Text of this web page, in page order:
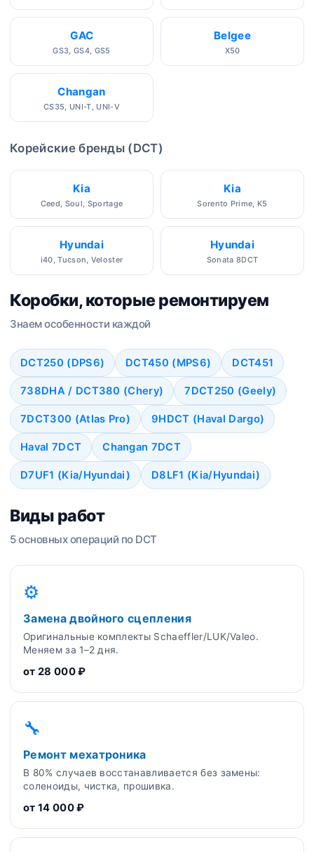
GAC
GS3, GS4, GS5
Belgee
X50
Changan
CS35, UNI-T, UNI-V
Корейские бренды (DCT)
Kia
Ceed, Soul, Sportage
Kia
Sorento Prime, K5
Hyundai
i40, Tucson, Veloster
Hyundai
Sonata 8DCT
Коробки, которые ремонтируем
Знаем особенности каждой
DCT250 (DPS6) DCT450 (MPS6) DCT451
738DHA / DCT380 (Chery) 7DCT250 (Geely)
7DCT300 (Atlas Pro) 9HDCT (Haval Dargo)
Haval 7DCT Changan 7DCT
D7UF1 (Kia/Hyundai) D8LF1 (Kia/Hyundai)
Виды работ
5 основных операций по DCT
⚙️
Замена двойного сцепления
Оригинальные комплекты Schaeffler/LUK/Valeo.
Меняем за 1–2 дня.
от 28 000 ₽
🔧
Ремонт мехатроника
В 80% случаев восстанавливается без замены:
соленоиды, чистка, прошивка.
от 14 000 ₽